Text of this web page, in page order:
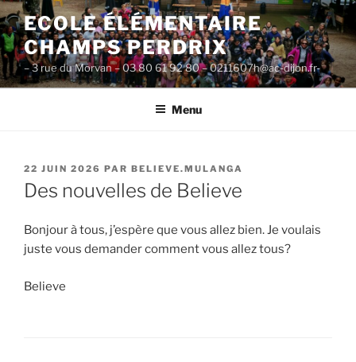
Aller
au
contenu
principal
ECOLE ÉLÉMENTAIRE
CHAMPS PERDRIX
– 3 rue du Morvan – 03 80 61 92 80 – 0211607h@ac-dijon.fr-
Menu
PUBLIÉ
LE
22 JUIN 2026 PAR BELIEVE.MULANGA
Des nouvelles de Believe
Bonjour à tous, j’espère que vous allez bien. Je voulais
juste vous demander comment vous allez tous?
Believe